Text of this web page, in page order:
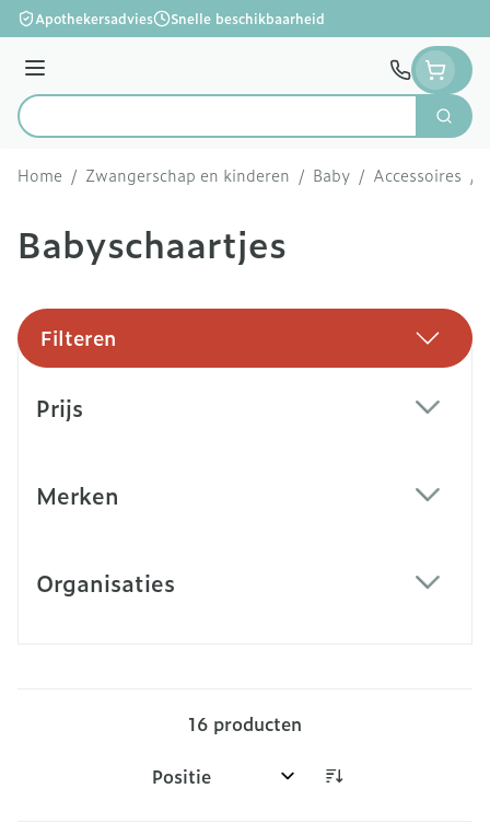
Ga naar de inhoud
Apothekersadvies Snelle beschikbaarheid
Menu
Product, merk, categorie...
Zoek
Home / Zwangerschap en kinderen / Baby / Accessoires /
Babyschaartjes
Filteren
Prijs
Merken
Organisaties
16 producten
Sorteer op: